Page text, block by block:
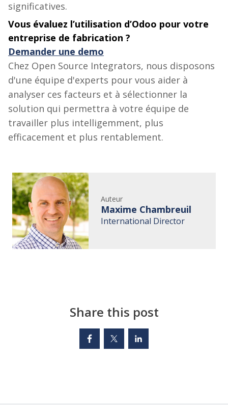
significatives.
Vous évaluez l’utilisation d’Odoo pour votre
entreprise de fabrication ?
Demander une demo
Chez Open Source Integrators, nous disposons
d'une équipe d'experts pour vous aider à
analyser ces facteurs et à sélectionner la
solution qui permettra à votre équipe de
travailler plus intelligemment, plus
efficacement et plus rentablement.
Auteur
Maxime Chambreuil
International Director
Share this post